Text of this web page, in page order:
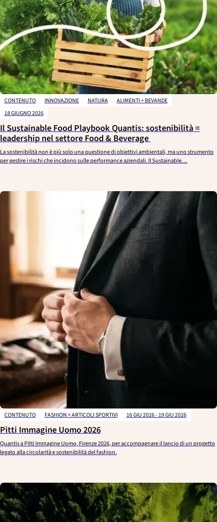
CONTENUTO INNOVAZIONE NATURA
ALIMENTI + BEVANDE
18 GIUGNO 2026
Il Sustainable Food Playbook Quantis: sostenibilità =
leadership nel settore Food & Beverage
La sostenibilità non è più solo una questione di obiettivi ambientali, ma uno strumento
per gestire i rischi che incidono sulle performance aziendali. Il Sustainable…
CONTENUTO FASHION + ARTICOLI SPORTIVI 16 GIU 2026 - 19 GIU 2026
Pitti Immagine Uomo 2026
Quantis a Pitti Immagine Uomo, Firenze 2026, per accompagnare il lancio di un progetto
legato alla circolarità e sostenibilità del fashion.